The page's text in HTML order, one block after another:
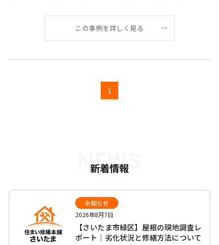
この事例を詳しく見る
1
NEWS
新着情報
お知らせ
2026年8月7日
【さいたま市緑区】屋根の現地調査レ
ポート｜劣化状況と修繕方法について